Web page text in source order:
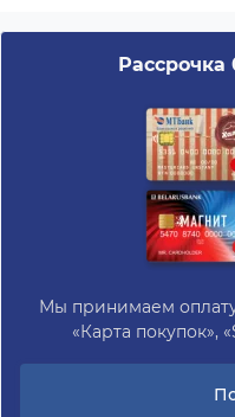
Рассрочка
Мы принимаем
«Карта покупок»,